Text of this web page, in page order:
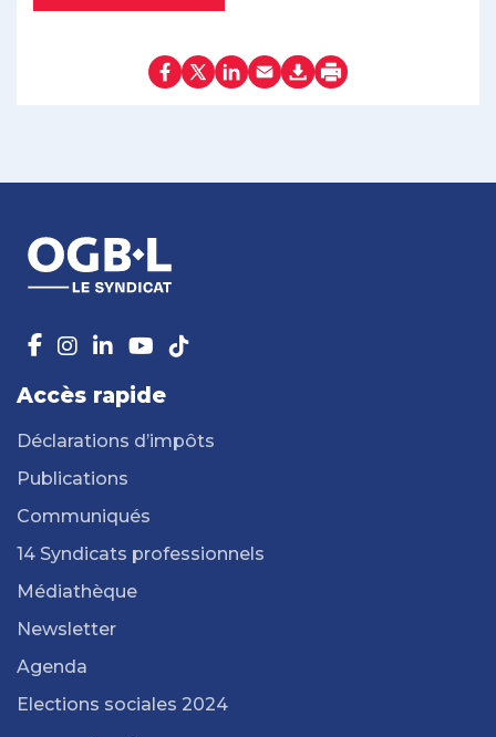
Accès rapide
Déclarations d’impôts
Publications
Communiqués
14 Syndicats professionnels
Médiathèque
Newsletter
Agenda
Elections sociales 2024